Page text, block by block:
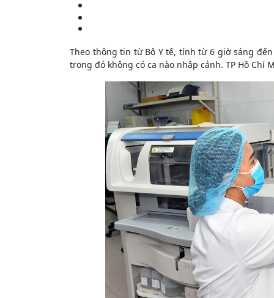
Theo thông tin từ Bộ Y tế, tính từ 6 giờ sáng
trong đó không có ca nào nhập cảnh. TP Hồ